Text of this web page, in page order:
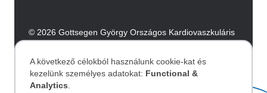
© 2026 Gottsegen György Országos Kardiovaszkuláris
Intézet. Minden jog fenntartva.
A következő célokból használunk cookie-kat és
kezelünk személyes adatokat: Functional &
Analytics